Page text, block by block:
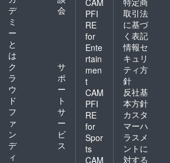
デ
ミ
ー
と
は
会
ク
ラ
ウ
ド
フ
ァ
ン
デ
ィ
サ
ポ
ー
ト
サ
ー
ビ
ス
PFI
RE
for
Ente
rtain
men
t
CAM
PFI
RE
for
Spor
ts
CAM
取引法
に基づ
く表記
情報セ
キュリ
ティ方
針
反社基
本方針
カスタ
マーハ
ラスメ
ントに
対する